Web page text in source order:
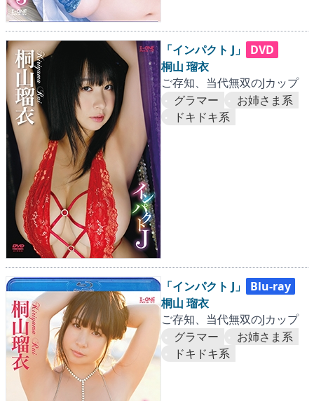
「インパクト J」
DVD
桐山 瑠衣
ご存知、当代無双のJカップ
グラマー
お姉さま系
ドキドキ系
「インパクト J」
Blu-ray
桐山 瑠衣
ご存知、当代無双のJカップ
グラマー
お姉さま系
ドキドキ系